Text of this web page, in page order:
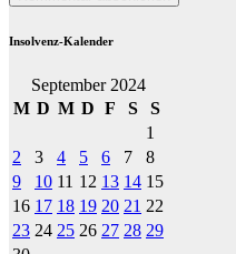
Insolvenz-Kalender
September 2024
M D M D F S
S
1
2
3 4 5 6 7
8
9
10 11 12 13 14 15
16 17 18 19 20 21 22
23 24 25 26 27 28 29